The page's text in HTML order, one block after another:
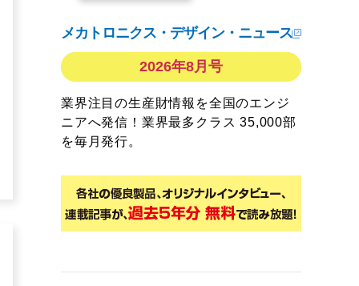
メカトロニクス・デザイン・ニュース
2026年8月号
業界注目の生産財情報を全国のエンジ
ニアへ発信！業界最多クラス 35,000部
を毎月発行。